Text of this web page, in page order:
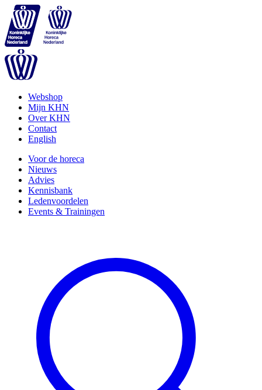
Webshop
Mijn KHN
Over KHN
Contact
English
Voor de horeca
Nieuws
Advies
Kennisbank
Ledenvoordelen
Events & Trainingen